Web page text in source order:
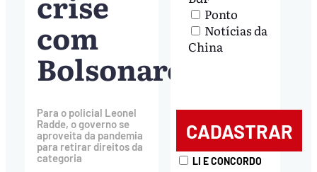
com
Bolsonaro
Para o policial Leonel
Radde, o governo se
aproveita da pandemia
para retirar direitos da
categoria
Ponto
Notícias da
China
LI E CONCORDO